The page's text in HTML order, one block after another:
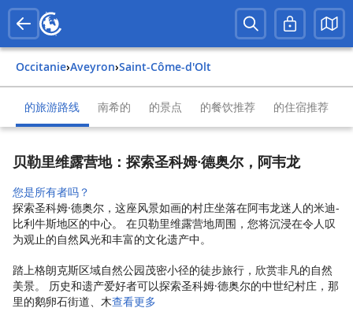
Occitanie› Aveyron› Saint-Côme-d'Olt
的旅游路线 南希的 的景点 的餐饮推荐 的住宿推荐
贝勒里维露营地：探索圣科姆·德奥尔，阿韦龙
您是所有者吗？
探索圣科姆·德奥尔，这座风景如画的村庄坐落在阿韦龙迷人的米迪-
比利牛斯地区的中心。 在贝勒里维露营地周围，您将沉浸在令人叹
为观止的自然风光和丰富的文化遗产中。
踏上格朗克斯区域自然公园茂密小径的徒步旅行，欣赏非凡的自然
美景。 历史和遗产爱好者可以探索圣科姆·德奥尔的中世纪村庄，那
里的鹅卵石街道、木查看更多